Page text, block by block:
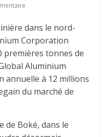
dans le nord-
Corporation
premières tonnes de
Aluminium
annuelle à 12 millions
du marché de
de Boké, dans le